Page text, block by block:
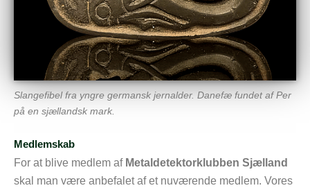
Slangefibel fra yngre germansk jernalder. Danefæ fundet af Per
på en sjællandsk mark.
Medlemskab
For at blive medlem af Metaldetektorklubben Sjælland
skal man være anbefalet af et nuværende medlem. Vores